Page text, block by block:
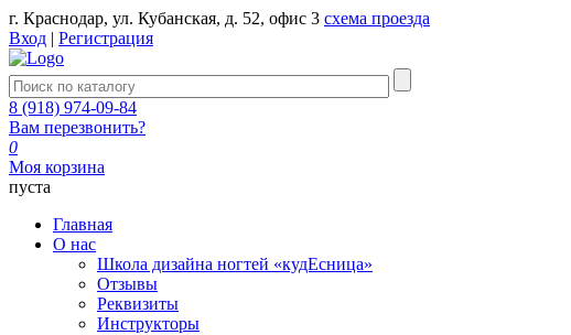
г. Краснодар, ул. Кубанская, д. 52, офис 3 схема проезда
Вход | Регистрация
8 (918) 974-09-84
Вам перезвонить?
0
Моя корзина
пуста
Главная
О нас
Школа дизайна ногтей «кудЕсница»
Отзывы
Реквизиты
Инструкторы